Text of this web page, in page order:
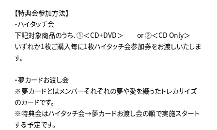
【特典会参加方法】
・ハイタッチ会
下記対象商品のうち、①＜CD+DVD＞ or ②＜CD Only＞
いずれか1枚ご購入毎に1枚ハイタッチ会参加券をお渡しいたしま
す。
・夢カードお渡し会
※夢カードとはメンバーそれぞれの夢や愛を綴ったトレカサイズ
のカードです。
※特典会はハイタッチ会→夢カードお渡し会の順で実施スタート
する予定です。